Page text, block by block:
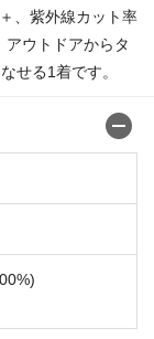
、紫外線カット率
ウトドアからタ
せる1着です。